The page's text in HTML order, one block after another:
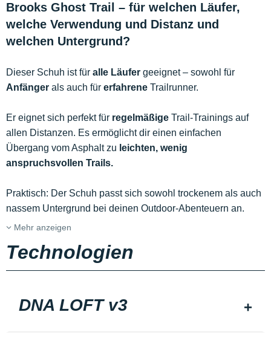
Brooks Ghost Trail – für welchen Läufer,
welche Verwendung und Distanz und
welchen Untergrund?
Dieser Schuh ist für alle Läufer geeignet – sowohl für
Anfänger als auch für erfahrene Trailrunner.
Er eignet sich perfekt für regelmäßige Trail-Trainings auf
allen Distanzen. Es ermöglicht dir einen einfachen
Übergang vom Asphalt zu leichten, wenig
anspruchsvollen Trails.
Praktisch: Der Schuh passt sich sowohl trockenem als auch
nassem Untergrund bei deinen Outdoor-Abenteuern an.
Mehr anzeigen
Technologien
DNA LOFT v3